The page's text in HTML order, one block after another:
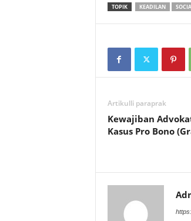
TOPIK KEADILAN
Artikulli paraprak
Kewajiban
Kasus Pro Bono